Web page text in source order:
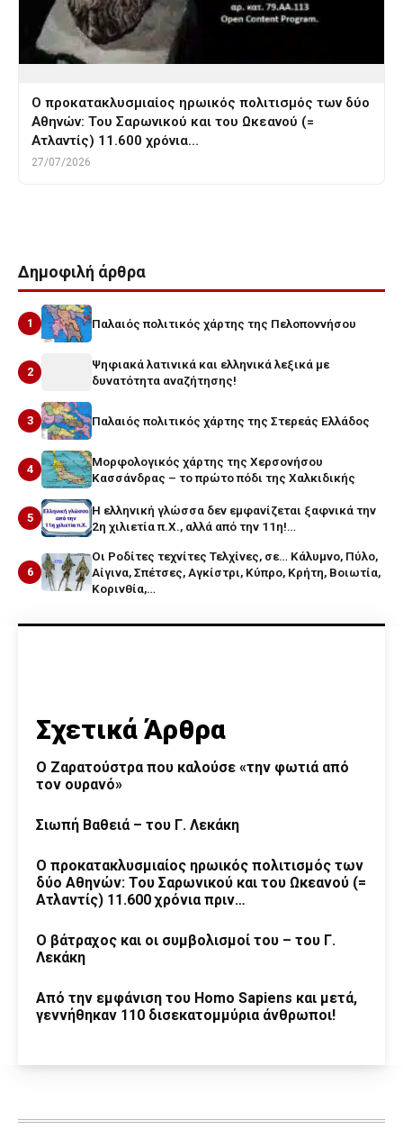
Ο προκατακλυσμιαίος ηρωικός πολιτισμός των δύο
Αθηνών: Του Σαρωνικού και του Ωκεανού (=
Ατλαντίς) 11.600 χρόνια…
27/07/2026
Δημοφιλή άρθρα
1 Παλαιός πολιτικός χάρτης της Πελοποννήσου
2
Ψηφιακά λατινικά και ελληνικά λεξικά με
δυνατότητα αναζήτησης!
3 Παλαιός πολιτικός χάρτης της Στερεάς Ελλάδος
4
Μορφολογικός χάρτης της Χερσονήσου
Κασσάνδρας – το πρώτο πόδι της Χαλκιδικής
5
Η ελληνική γλώσσα δεν εμφανίζεται ξαφνικά την
2η χιλιετία π.Χ., αλλά από την 11η!…
6
Οι Ροδίτες τεχνίτες Τελχίνες, σε… Κάλυμνο, Πύλο,
Αίγινα, Σπέτσες, Αγκίστρι, Κύπρο, Κρήτη, Βοιωτία,
Κορινθία,…
Σχετικά Άρθρα
Ο Ζαρατούστρα που καλούσε «την φωτιά από
τον ουρανό»
Σιωπή Βαθειά – του Γ. Λεκάκη
Ο προκατακλυσμιαίος ηρωικός πολιτισμός των
δύο Αθηνών: Του Σαρωνικού και του Ωκεανού (=
Ατλαντίς) 11.600 χρόνια πριν…
Ο βάτραχος και οι συμβολισμοί του – του Γ.
Λεκάκη
Από την εμφάνιση του Homo Sapiens και μετά,
γεννήθηκαν 110 δισεκατομμύρια άνθρωποι!